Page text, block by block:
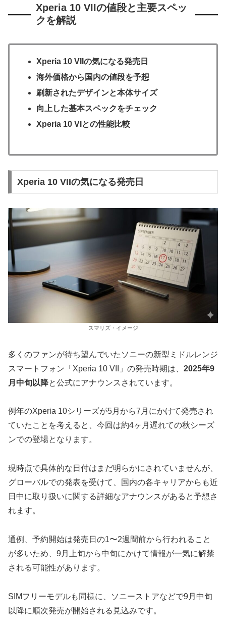
Xperia 10 VIIの値段と主要スペッ
クを解説
Xperia 10 VIIの気になる発売日
海外価格から国内の値段を予想
刷新されたデザインと本体サイズ
向上した基本スペックをチェック
Xperia 10 VIとの性能比較
Xperia 10 VIIの気になる発売日
スマリズ・イメージ
多くのファンが待ち望んでいたソニーの新型ミドルレンジ
スマートフォン「Xperia 10 VII」の発売時期は、 2025年9
月中旬以降と公式にアナウンスされています。
例年のXperia 10シリーズが5月から7月にかけて発売され
ていたことを考えると、今回は約4ヶ月遅れての秋シーズ
ンでの登場となります。
現時点で具体的な日付はまだ明らかにされていませんが、
グローバルでの発表を受けて、国内の各キャリアからも近
日中に取り扱いに関する詳細なアナウンスがあると予想さ
れます。
通例、予約開始は発売日の1〜2週間前から行われること
が多いため、9月上旬から中旬にかけて情報が一気に解禁
される可能性があります。
SIMフリーモデルも同様に、ソニーストアなどで9月中旬
以降に順次発売が開始される見込みです。